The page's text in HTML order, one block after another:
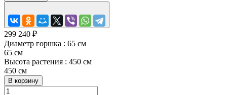
299 240 ₽
Диаметр горшка : 65 см
65 см
Высота растения : 450 см
450 см
В корзину